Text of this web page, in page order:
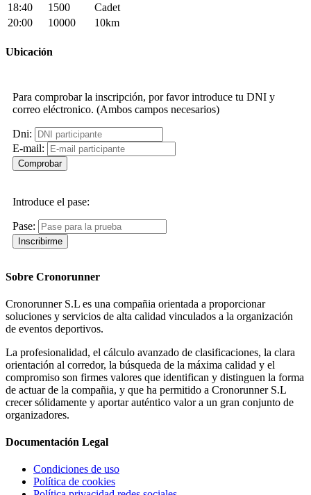
18:40
1500
Cadet
20:00
10000 10km
Ubicación
Para comprobar la inscripción, por favor introduce tu DNI y
correo eléctronico. (Ambos campos necesarios)
Dni:
E-mail:
Introduce el pase:
Pase:
Sobre Cronorunner
Cronorunner S.L es una compañia orientada a proporcionar
soluciones y servicios de alta calidad vinculados a la organización
de eventos deportivos.
La profesionalidad, el cálculo avanzado de clasificaciones, la clara
orientación al corredor, la búsqueda de la máxima calidad y el
compromiso son firmes valores que identifican y distinguen la forma
de actuar de la compañia, y que ha permitido a Cronorunner S.L
crecer sólidamente y aportar auténtico valor a un gran conjunto de
organizadores.
Documentación Legal
Condiciones de uso
Política de cookies